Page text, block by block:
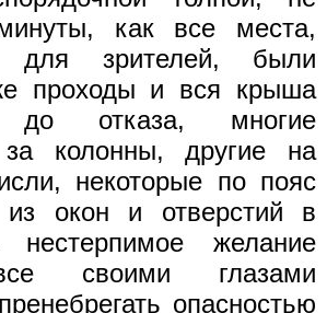
как все места,
для зрителей, были
проходы и вся крыша
до отказа, многие
за колонны, другие на
некоторые по пояс
из окон и отверстий в
желание
своими глазами
опасностью